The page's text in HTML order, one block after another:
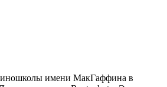
имени МакГаффина в